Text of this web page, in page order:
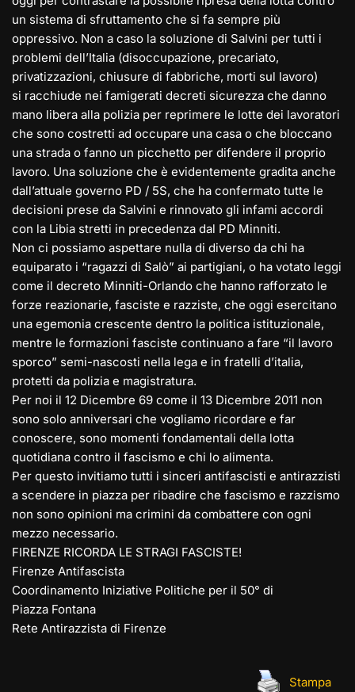
un sistema di sfruttamento che si fa sempre più
oppressivo. Non a caso la soluzione di Salvini per tutti i
problemi dell’Italia (disoccupazione, precariato,
privatizzazioni, chiusure di fabbriche, morti sul lavoro)
si racchiude nei famigerati decreti sicurezza che danno
mano libera alla polizia per reprimere le lotte dei lavoratori
che sono costretti ad occupare una casa o che bloccano
una strada o fanno un picchetto per difendere il proprio
lavoro. Una soluzione che è evidentemente gradita anche
dall’attuale governo PD / 5S, che ha confermato tutte le
decisioni prese da Salvini e rinnovato gli infami accordi
con la Libia stretti in precedenza dal PD Minniti.
Non ci possiamo aspettare nulla di diverso da chi ha
equiparato i “ragazzi di Salò” ai partigiani, o ha votato leggi
come il decreto Minniti-Orlando che hanno rafforzato le
forze reazionarie, fasciste e razziste, che oggi esercitano
una egemonia crescente dentro la politica istituzionale,
mentre le formazioni fasciste continuano a fare “il lavoro
sporco” semi-nascosti nella lega e in fratelli d’italia,
protetti da polizia e magistratura.
Per noi il 12 Dicembre 69 come il 13 Dicembre 2011 non
sono solo anniversari che vogliamo ricordare e far
conoscere, sono momenti fondamentali della lotta
quotidiana contro il fascismo e chi lo alimenta.
Per questo invitiamo tutti i sinceri antifascisti e antirazzisti
a scendere in piazza per ribadire che fascismo e razzismo
non sono opinioni ma crimini da combattere con ogni
mezzo necessario.
FIRENZE RICORDA LE STRAGI FASCISTE!
Firenze Antifascista
Coordinamento Iniziative Politiche per il 50° di
Piazza Fontana
Rete Antirazzista di Firenze
Stampa